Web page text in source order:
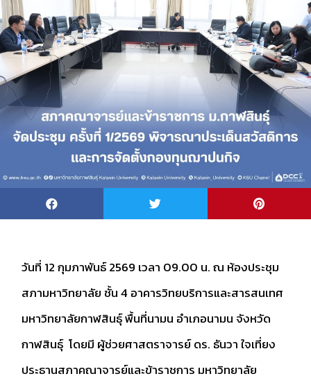
วันที่ 12 กุมภาพันธ์ 2569 เวลา 09.00 น. ณ ห้องประชุม
สภามหาวิทยาลัย ชั้น 4 อาคารวิทยบริการและสารสนเทศ
มหาวิทยาลัยกาฬสินธุ์ พื้นที่นามน อำเภอนามน จังหวัด
กาฬสินธุ์ โดยมี ผู้ช่วยศาสตราจารย์ ดร. ธันวา ใจเที่ยง
ประธานสภาคณาจารย์และข้าราชการ มหาวิทยาลัย